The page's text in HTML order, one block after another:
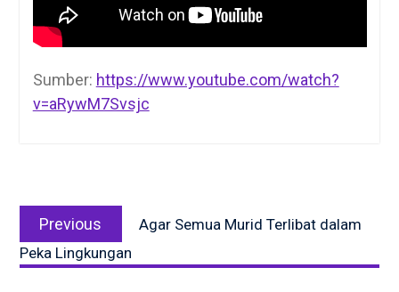
Sumber: https://www.youtube.com/watch?
v=aRywM7Svsjc
navigation
Previous
post:
Agar Semua Murid Terlibat dalam
Peka Lingkungan